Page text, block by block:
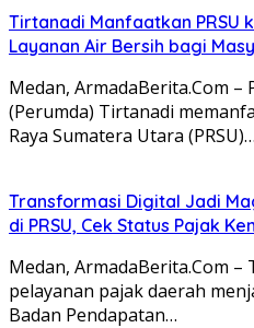
Tirtanadi Manfaatkan PRSU
Layanan Air Bersih bagi
Medan, ArmadaBerita.Com
(Perumda) Tirtanadi
Raya Sumatera Utara (PRSU)…
Transformasi Digital Jadi
di PRSU, Cek Status Pajak
Medan, ArmadaBerita.Com
pelayanan pajak daerah
Badan Pendapatan…